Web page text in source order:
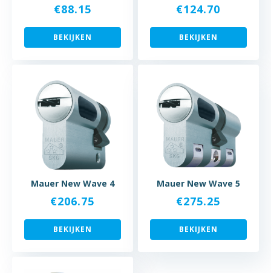
€88.15
BEKIJKEN
€124.70
BEKIJKEN
Mauer New Wave 4
€206.75
BEKIJKEN
Mauer New Wave 5
€275.25
BEKIJKEN